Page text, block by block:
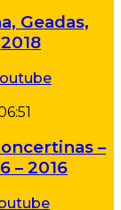
Geadas,
–
– 2016